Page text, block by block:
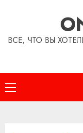
ВСЕ, ЧТО ВЫ
Основное
меню